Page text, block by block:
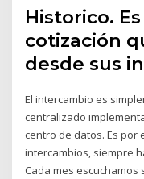
Historico.
cotización
desde sus
El intercambio es
centralizado
centro de datos. Es por
intercambios, siempre
Cada mes